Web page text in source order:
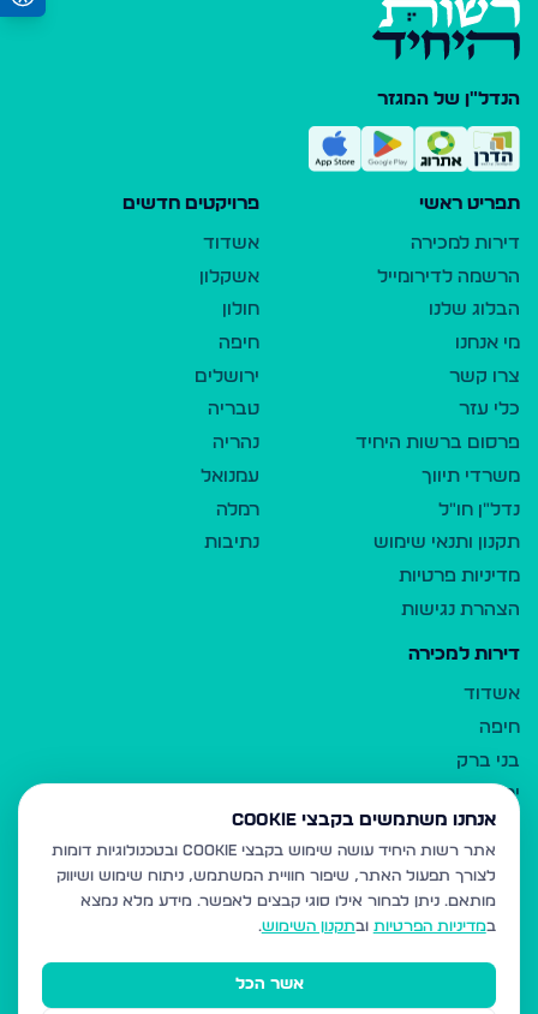
הנדל"ן של המגזר
תפריט ראשי
דירות למכירה
הרשמה לדירומייל
הבלוג שלנו
מי אנחנו
צרו קשר
כלי עזר
פרסום ברשות היחיד
משרדי תיווך
נדל"ן חו"ל
תקנון ותנאי שימוש
מדיניות פרטיות
הצהרת נגישות
פרויקטים חדשים
אשדוד
אשקלון
חולון
חיפה
ירושלים
טבריה
נהריה
עמנואל
רמלה
נתיבות
דירות למכירה
אשדוד
חיפה
בני ברק
ירושלים
אלעד
גבעת זאב
בית שמש
רכסים
מודיעין עילית
אנחנו משתמשים בקבצי Cookie
אתר רשות היחיד עושה שימוש בקבצי Cookie ובטכנולוגיות דומות
לצורך תפעול האתר, שיפור חוויית המשתמש, ניתוח שימוש ושיווק
מותאם. ניתן לבחור אילו סוגי קבצים לאפשר. מידע מלא נמצא
במדיניות הפרטיות ובתקנון השימוש.
אשר הכל